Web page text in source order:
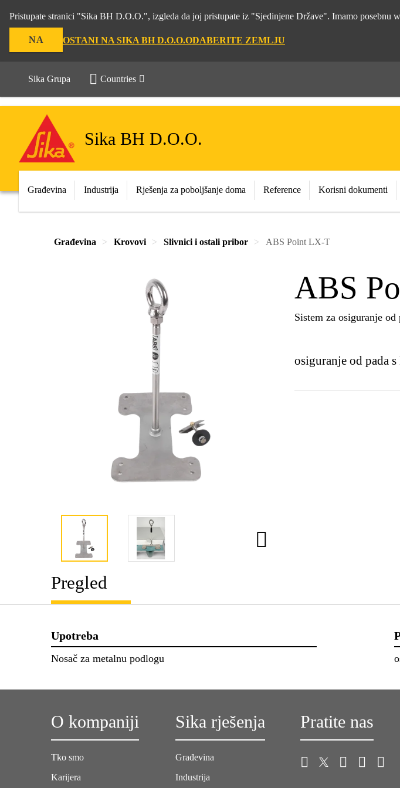
Pristupate stranici "Sika BH D.O.O.", izgleda da joj pristupate iz "Sjedinjene Države". Imamo posebnu
NA OSTANI NA SIKA BH D.O.O.ODABERITE ZEMLJU
Sika Grupa Countries
Sika BH D.O.O.
Građevina Industrija Rješenja za poboljšanje doma Reference Korisni dokumenti
Građevina Krovovi Slivnici i ostali pribor ABS Point LX-T
ABS
Sistem za osiguranje od
osiguranje od pada
Pregled
Upotreba
Nosač za metalnu podlogu
O kompaniji
Tko smo
Karijera
Sika rješenja
Građevina
Industrija
Pratite nas